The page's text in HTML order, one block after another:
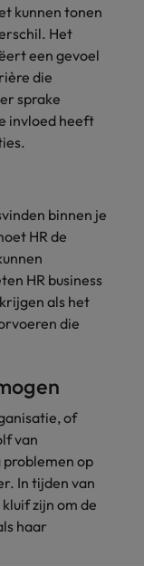
kunnen tonen
Het
een gevoel
die
sprake
invloed heeft
binnen je
HR de
HR business
als het
die
of
van
op
In tijden van
zijn om de
haar